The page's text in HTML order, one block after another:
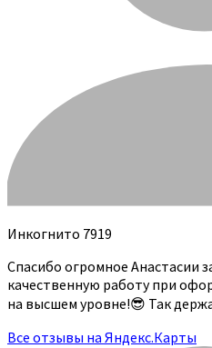
Инкогнито 7919
Спасибо огромное Анастасии
качественную работу при
на высшем уровне!😎 Так
Все отзывы на Яндекс.Карты